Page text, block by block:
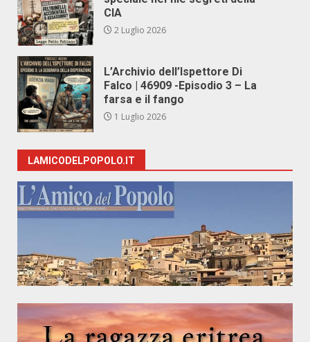
CIA
2 Luglio 2026
L’Archivio dell’Ispettore Di
Falco | 46909 -Episodio 3 – La
farsa e il fango
1 Luglio 2026
LAMICODELPOPOLO.IT